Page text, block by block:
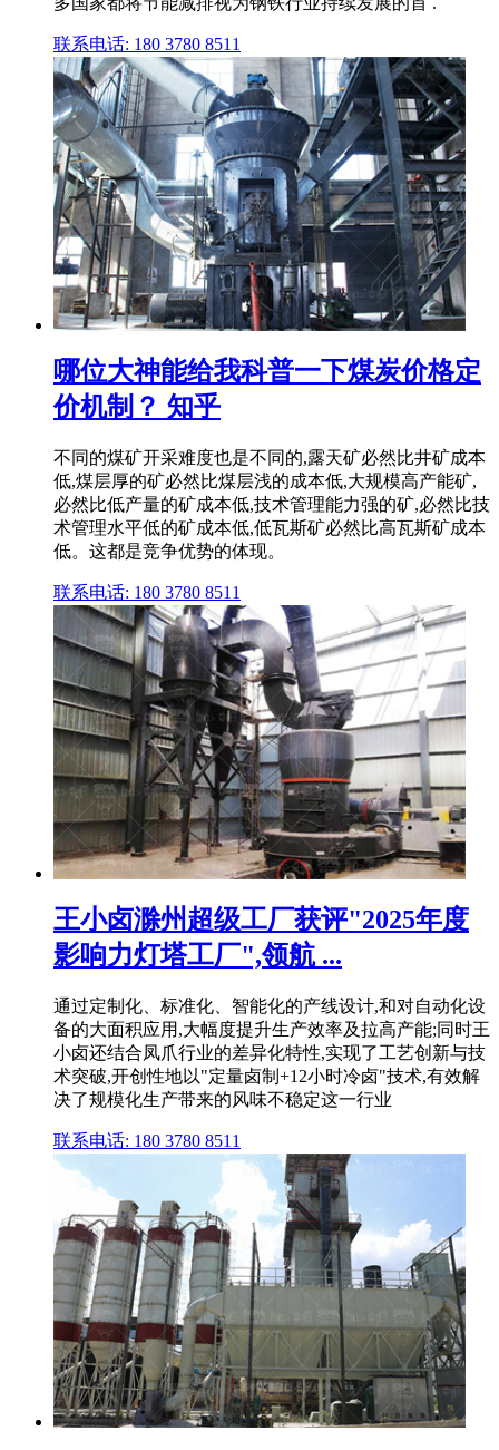
联系电话: 180 3780 8511
哪位大神能给我科普一下煤炭价格定
价机制？ 知乎
不同的煤矿开采难度也是不同的,露天矿必然比井矿成本
低,煤层厚的矿必然比煤层浅的成本低,大规模高产能矿,
必然比低产量的矿成本低,技术管理能力强的矿,必然比技
术管理水平低的矿成本低,低瓦斯矿必然比高瓦斯矿成本
低。这都是竞争优势的体现。
联系电话: 180 3780 8511
王小卤滁州超级工厂获评"2025年度
影响力灯塔工厂",领航 ...
通过定制化、标准化、智能化的产线设计,和对自动化设
备的大面积应用,大幅度提升生产效率及拉高产能;同时王
小卤还结合凤爪行业的差异化特性,实现了工艺创新与技
术突破,开创性地以"定量卤制+12小时冷卤"技术,有效解
决了规模化生产带来的风味不稳定这一行业
联系电话: 180 3780 8511